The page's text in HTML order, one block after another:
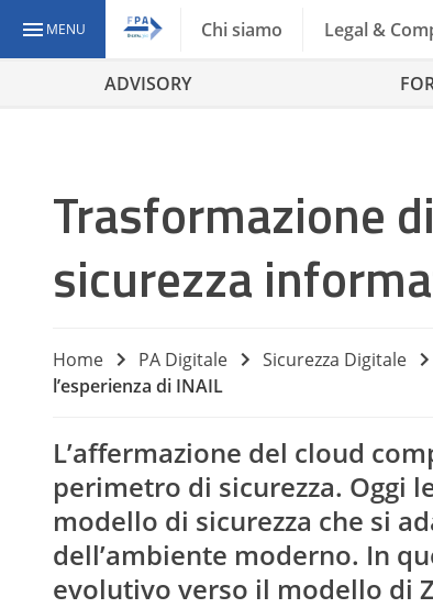
MENU Chi siamo Legal &
ADVISORY
Trasformazione
sicurezza
Home PA Digitale Sicurezza Digitale
l’esperienza di INAIL
L’affermazione del cloud
perimetro di sicurezza. Oggi
modello di sicurezza che si
dell’ambiente moderno. In
evolutivo verso il modello di